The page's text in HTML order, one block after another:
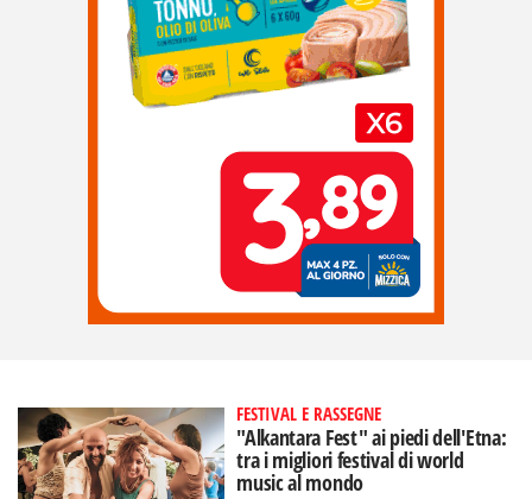
FESTIVAL E RASSEGNE
"Alkantara Fest" ai piedi dell'Etna:
tra i migliori festival di world
music al mondo